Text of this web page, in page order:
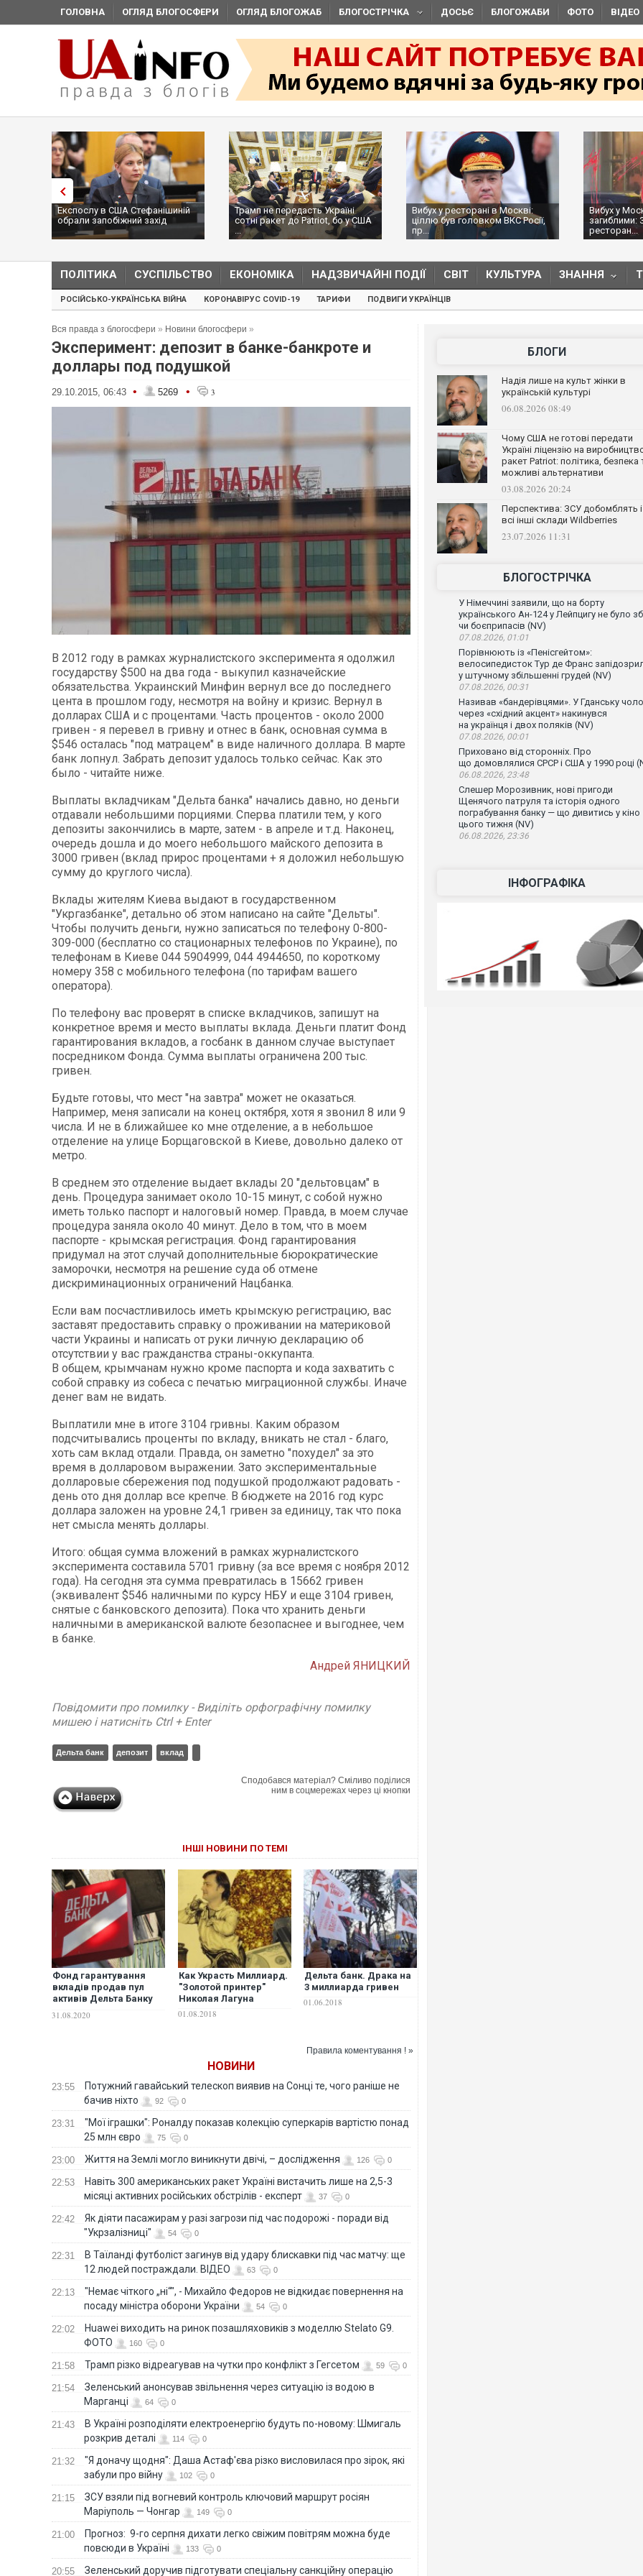
ГОЛОВНА ОГЛЯД БЛОГОСФЕРИ ОГЛЯД БЛОГОЖАБ БЛОГОСТРІЧКА ДОСЬЄ БЛОГОЖАБИ ФОТО ВІДЕО
Експослу в США Стефанішиній
обрали запобіжний захід
Трамп не передасть Україні
сотні ракет до Patriot, бо у США
...
Вибух у ресторані в Москві:
ціллю був головком ВКС Росії,
пр...
Вибух у
загиблими:
ресторан...
ПОЛІТИКА СУСПІЛЬСТВО ЕКОНОМІКА НАДЗВИЧАЙНІ ПОДІЇ СВІТ КУЛЬТУРА ЗНАННЯ
РОСІЙСЬКО-УКРАЇНСЬКА ВІЙНА КОРОНАВІРУС COVID-19 ТАРИФИ ПОДВИГИ УКРАЇНЦІВ
Вся правда з блогосфери » Новини блогосфери »
Эксперимент: депозит в банке-банкроте и
доллары под подушкой
29.10.2015, 06:43 • 5269 • 3
В 2012 году в рамках журналистского эксперимента я одолжил
государству $500 на два года - выкупил казначейские
обязательства. Украинский Минфин вернул все до последнего
цента в прошлом году, несмотря на войну и кризис. Вернул в
долларах США и с процентами. Часть процентов - около 2000
гривен - я перевел в гривну и отнес в банк, основная сумма в
$546 осталась "под матрацем" в виде наличного доллара. В марте
банк лопнул. Забрать депозит удалось только сейчас. Как это
было - читайте ниже.
Выплаты вкладчикам "Дельта банка" начались давно, но деньги
отдавали небольшими порциями. Сперва платили тем, у кого
депозиты закончились в марте, затем - в апреле и т.д. Наконец,
очередь дошла и до моего небольшого майского депозита в
3000 гривен (вклад прирос процентами + я доложил небольшую
сумму до круглого числа).
Вклады жителям Киева выдают в государственном
"Укргазбанке", детально об этом написано на сайте "Дельты".
Чтобы получить деньги, нужно записаться по телефону 0-800-
309-000 (бесплатно со стационарных телефонов по Украине), по
телефонам в Киеве 044 5904999, 044 4944650, по короткому
номеру 358 с мобильного телефона (по тарифам вашего
оператора).
По телефону вас проверят в списке вкладчиков, запишут на
конкретное время и место выплаты вклада. Деньги платит Фонд
гарантирования вкладов, а госбанк в данном случае выступает
посредником Фонда. Сумма выплаты ограничена 200 тыс.
гривен.
Будьте готовы, что мест "на завтра" может не оказаться.
Например, меня записали на конец октября, хотя я звонил 8 или 9
числа. И не в ближайшее ко мне отделение, а в небольшое
отделение на улице Борщаговской в Киеве, довольно далеко от
метро.
В среднем это отделение выдает вклады 20 "дельтовцам" в
день. Процедура занимает около 10-15 минут, с собой нужно
иметь только паспорт и налоговый номер. Правда, в моем случае
процедура заняла около 40 минут. Дело в том, что в моем
паспорте - крымская регистрация. Фонд гарантирования
придумал на этот случай дополнительные бюрократические
заморочки, несмотря на решение суда об отмене
дискриминационных ограничений Нацбанка.
Если вам посчастливилось иметь крымскую регистрацию, вас
заставят предоставить справку о проживании на материковой
части Украины и написать от руки личную декларацию об
отсутствии у вас гражданства страны-оккупанта.
В общем, крымчанам нужно кроме паспорта и кода захватить с
собой справку из собеса с печатью миграционной службы. Иначе
денег вам не видать.
Выплатили мне в итоге 3104 гривны. Каким образом
подсчитывались проценты по вкладу, вникать не стал - благо,
хоть сам вклад отдали. Правда, он заметно "похудел" за это
время в долларовом выражении. Зато экспериментальные
долларовые сбережения под подушкой продолжают радовать -
день ото дня доллар все крепче. В бюджете на 2016 год курс
доллара заложен на уровне 24,1 гривен за единицу, так что пока
нет смысла менять доллары.
Итого: общая сумма вложений в рамках журналистского
эксперимента составила 5701 гривну (за все время с ноября 2012
года). На сегодня эта сумма превратилась в 15662 гривен
(эквивалент $546 наличными по курсу НБУ и еще 3104 гривен,
снятые с банковского депозита). Пока что хранить деньги
наличными в американской валюте безопаснее и выгоднее, чем
в банке.
Андрей ЯНИЦКИЙ
Повідомити про помилку - Виділіть орфографічну помилку
мишею і натисніть Ctrl + Enter
Дельта банк депозит вклад
Сподобався матеріал? Сміливо поділися
ним в соцмережах через ці кнопки
ІНШІ НОВИНИ ПО ТЕМІ
Фонд гарантування
вкладів продав пул
активів Дельта Банку
31.08.2020
Как Украсть Миллиард.
"Золотой принтер"
Николая Лагуна
01.08.2018
Дельта банк. Драка на
3 миллиарда гривен
01.06.2018
Правила коментування ! »
НОВИНИ
23:55
Потужний гавайський телескоп виявив на Сонці те, чого раніше не
бачив ніхто
92 0
23:31
"Мої іграшки": Роналду показав колекцію суперкарів вартістю понад
25 млн євро
75 0
23:00 Життя на Землі могло виникнути двічі, – дослідження 126 0
22:53
Навіть 300 американських ракет Україні вистачить лише на 2,5-3
місяці активних російських обстрілів - експерт
37 0
22:42
Як діяти пасажирам у разі загрози під час подорожі - поради від
"Укрзалізниці"
54 0
22:31
В Таїланді футболіст загинув від удару блискавки під час матчу: ще
12 людей постраждали. ВІДЕО
63 0
22:13
"Немає чіткого „ні“", - Михайло Федоров не відкидає повернення на
посаду міністра оборони України
54 0
22:02
Huawei виходить на ринок позашляховиків з моделлю Stelato G9.
ФОТО
160 0
21:58 Трамп різко відреагував на чутки про конфлікт з Гегсетом 59 0
21:54
Зеленський анонсував звільнення через ситуацію із водою в
Марганці
64 0
21:43
В Україні розподіляти електроенергію будуть по-новому: Шмигаль
розкрив деталі
114 0
21:32
"Я доначу щодня": Даша Астаф'єва різко висловилася про зірок, які
забули про війну
102 0
21:15
ЗСУ взяли під вогневий контроль ключовий маршрут росіян
Маріуполь — Чонгар
149 0
21:00
Прогноз: 9-го серпня дихати легко свіжим повітрям можна буде
повсюди в Україні
133 0
20:55 Зеленський доручив підготувати спеціальну санкційну операцію
БЛОГИ
Надія лише на культ жінки в
українській культурі
06.08.2026 08:49
Чому США не готові передати
Україні ліцензію на
ракет Patriot: політика, безпека
можливі альтернативи
03.08.2026 20:24
Перспектива: ЗСУ добомблять і
всі інші склади Wildberries
23.07.2026 11:31
БЛОГОСТРІЧКА
У Німеччині заявили, що на борту
українського Ан-124 у Лейпцигу не було
чи боєприпасів (NV)
07.08.2026, 01:01
Порівнюють із «Пенісгейтом»:
велосипедисток Тур де Франс
у штучному збільшенні грудей (NV)
07.08.2026, 00:31
Називав «бандерівцями». У Гданську
через «східний акцент» накинувся
на українця і двох поляків (NV)
07.08.2026, 00:01
Приховано від сторонніх. Про
що домовлялися СРСР і США у 1990 році
06.08.2026, 23:48
Слешер Морозивник, нові пригоди
Щенячого патруля та історія одного
пограбування банку — що дивитись у кіно
цього тижня (NV)
06.08.2026, 23:36
ІНФОГРАФІКА